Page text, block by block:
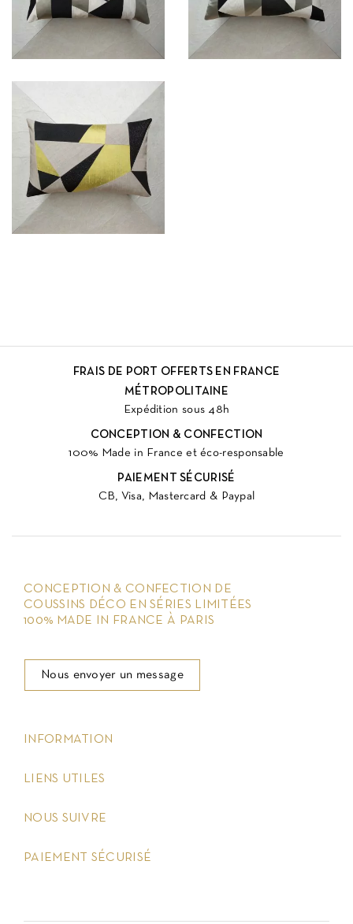
FRAIS DE PORT OFFERTS EN FRANCE
MÉTROPOLITAINE
Expédition sous 48h
CONCEPTION & CONFECTION
100% Made in France et éco-responsable
PAIEMENT SÉCURISÉ
CB, Visa, Mastercard & Paypal
CONCEPTION & CONFECTION DE
COUSSINS DÉCO EN SÉRIES LIMITÉES
100% MADE IN FRANCE À PARIS
Nous envoyer un message
INFORMATION
LIENS UTILES
NOUS SUIVRE
PAIEMENT SÉCURISÉ